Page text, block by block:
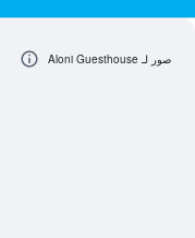
صور لـ Aloni Guesthouse